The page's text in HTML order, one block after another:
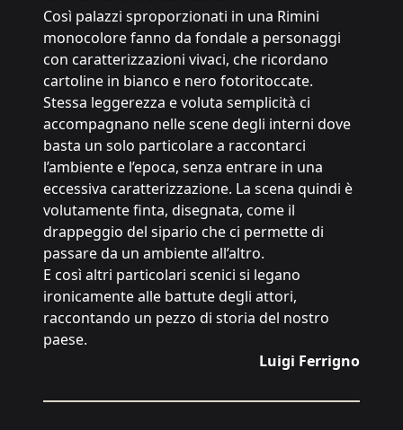
Così palazzi sproporzionati in una Rimini
monocolore fanno da fondale a personaggi
con caratterizzazioni vivaci, che ricordano
cartoline in bianco e nero fotoritoccate.
Stessa leggerezza e voluta semplicità ci
accompagnano nelle scene degli interni dove
basta un solo particolare a raccontarci
l’ambiente e l’epoca, senza entrare in una
eccessiva caratterizzazione. La scena quindi è
volutamente finta, disegnata, come il
drappeggio del sipario che ci permette di
passare da un ambiente all’altro.
E così altri particolari scenici si legano
ironicamente alle battute degli attori,
raccontando un pezzo di storia del nostro
paese.
Luigi Ferrigno